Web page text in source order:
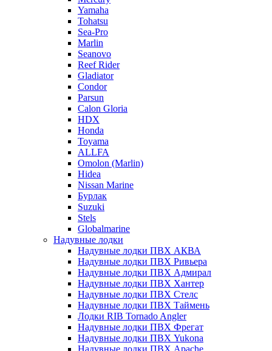
Yamaha
Tohatsu
Sea-Pro
Marlin
Seanovo
Reef Rider
Gladiator
Condor
Parsun
Calon Gloria
HDX
Honda
Toyama
ALLFA
Omolon (Marlin)
Hidea
Nissan Marine
Бурлак
Suzuki
Stels
Globalmarine
Надувные лодки
Надувные лодки ПВХ АКВА
Надувные лодки ПВХ Ривьера
Надувные лодки ПВХ Адмирал
Надувные лодки ПВХ Хантер
Надувные лодки ПВХ Стелс
Надувные лодки ПВХ Таймень
Лодки RIB Tornado Angler
Надувные лодки ПВХ Фрегат
Надувные лодки ПВХ Yukona
Надувные лодки ПВХ Apache